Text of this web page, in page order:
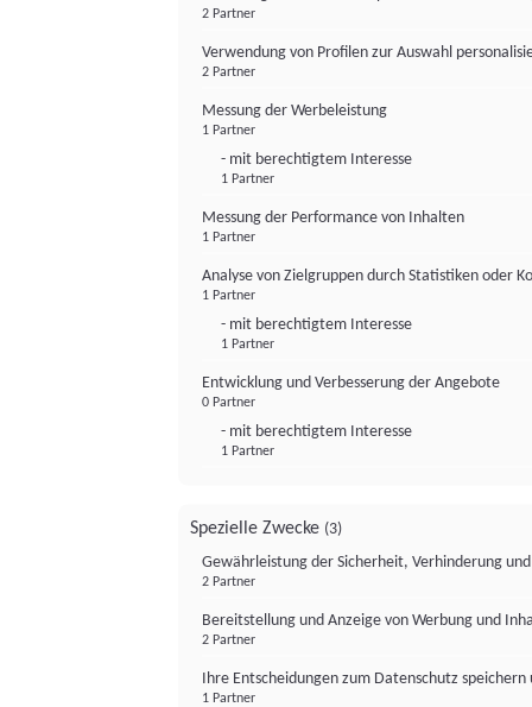
2 Partner
Verwendung von Profilen zur Auswahl
2 Partner
Messung der Werbeleistung
1 Partner
- mit berechtigtem Interesse
1 Partner
Messung der Performance von Inhalten
1 Partner
Analyse von Zielgruppen durch Statistiken oder
1 Partner
- mit berechtigtem Interesse
1 Partner
Entwicklung und Verbesserung der Angebote
0 Partner
- mit berechtigtem Interesse
1 Partner
Spezielle Zwecke (3)
Gewährleistung der Sicherheit, Verhinderung
2 Partner
Bereitstellung und Anzeige von Werbung und
2 Partner
Ihre Entscheidungen zum Datenschutz
1 Partner